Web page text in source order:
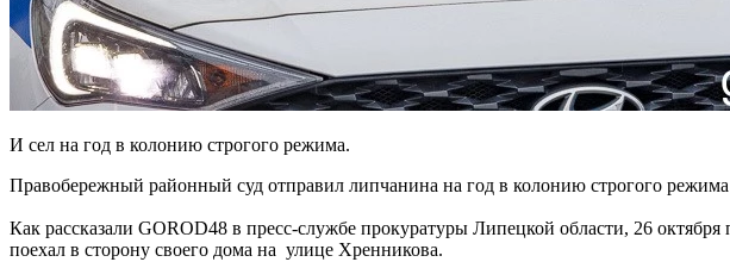
И сел на год в колонию строгого режима.
Правобережный районный суд отправил липчанина на год в колонию строгого
Как рассказали GOROD48 в пресс-службе прокуратуры Липецкой области, 26
поехал в сторону своего дома на улице Хренникова.